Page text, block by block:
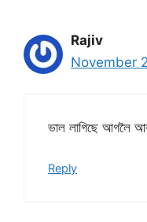
Rajiv
November
ভাল লাগিছে আগলৈ
Reply